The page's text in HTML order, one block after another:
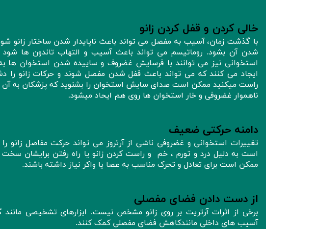
خالی کردن و قفل کردن زانو
با گذشت زمان، آسیب به مفصل می تواند باعث ناپایدار شدن ساختار زانو
شدن آن بشود. روماتیسم می تواند باعث آسیب و التهاب تاندون ها شود
استخوانی نیز می توانند با فرسایش غضروف و ساییده شدن استخوان ها
ایجاد می کنند که می تواند باعث قفل شدن مفصل شوند و حرکات زانو را
راست میکنید ممکن است صدای سایش استخوان را بشنوید که پزشکان به
ناهموار غضروفی و خار استخوان ها روی هم ایحاد میشود.
دامنه حرکتی ضعیف
تغییرات استخوانی و غضروفی ناشی از آرتروز می تواند حرکت مفاصل زانو
است به دلیل درد و تورم ، خم و راست کردن زانو یا راه رفتن برایشان
ممکن است برای تعادل و تحرک مناسب به عصا یا واکر نیاز داشته باشند.
از دست دادن فضای مفصلی
آسیب های داخلی مانندکاهش فضای مفصلی کمک کنند.